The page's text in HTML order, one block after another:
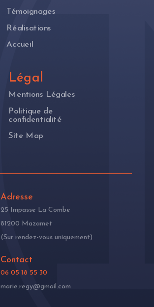
Témoignages
Réalisations
Accueil
Légal
Mentions Légales
Politique de
confidentialité
Site Map
Adresse
25 Impasse La Combe
81200 Mazamet
(Sur rendez-vous uniquement)
Contact
06 05 18 55 30
marie.regy@gmail.com